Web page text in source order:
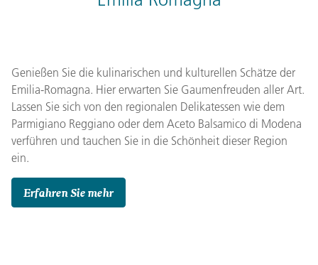
Genießen Sie die kulinarischen und kulturellen Schätze der
Emilia-Romagna. Hier erwarten Sie Gaumenfreuden aller Art.
Lassen Sie sich von den regionalen Delikatessen wie dem
Parmigiano Reggiano oder dem Aceto Balsamico di Modena
verführen und tauchen Sie in die Schönheit dieser Region
ein.
Erfahren Sie mehr